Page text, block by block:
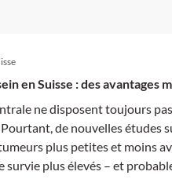
en Suisse : des avantages
ne disposent toujours
de nouvelles études
plus petites et moins
survie plus élevés – et